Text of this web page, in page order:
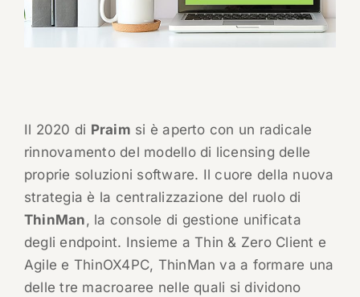
Il 2020 di Praim si è aperto con un radicale
rinnovamento del modello di licensing delle
proprie soluzioni software. Il cuore della nuova
strategia è la centralizzazione del ruolo di
ThinMan, la console di gestione unificata
degli endpoint. Insieme a Thin & Zero Client e
Agile e ThinOX4PC, ThinMan va a formare una
delle tre macroaree nelle quali si dividono